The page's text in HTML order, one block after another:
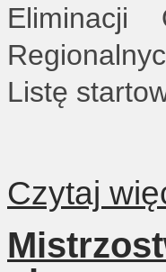
Eliminacji
Listę
Czytaj